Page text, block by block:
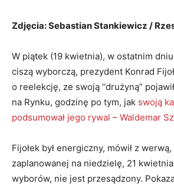
Zdjęcia: Sebastian Stankiewicz /
W piątek (19 kwietnia), w ostatnim
ciszą wyborczą, prezydent Konrad
o reelekcję, ze swoją “drużyną”
na Rynku, godzinę po tym, jak swoją
podsumował jego rywal – Waldemar
Fijołek był energiczny, mówił z
zaplanowanej na niedzielę, 21
wyborów, nie jest przesądzony.